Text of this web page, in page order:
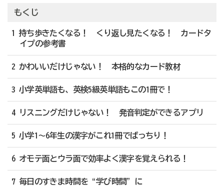
もくじ
1 持ち歩きたくなる！ くり返し見たくなる！ カードタ
イプの参考書
2 かわいいだけじゃない！ 本格的なカード教材
3 小学英単語も、英検5級英単語もこの1冊で！
4 リスニングだけじゃない！ 発音判定ができるアプリ
5 小学1～6年生の漢字がこれ1冊でばっちり！
6 オモテ面とウラ面で効率よく漢字を覚えられる！
7 毎日のすきま時間を“学び時間”に